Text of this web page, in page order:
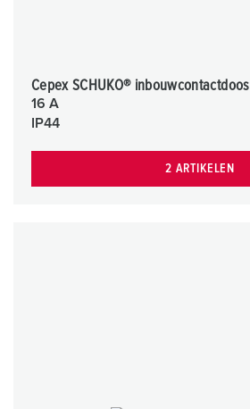
Cepex SCHUKO® inbouwcontactdoos
16 A
IP44
2 ARTIKELEN